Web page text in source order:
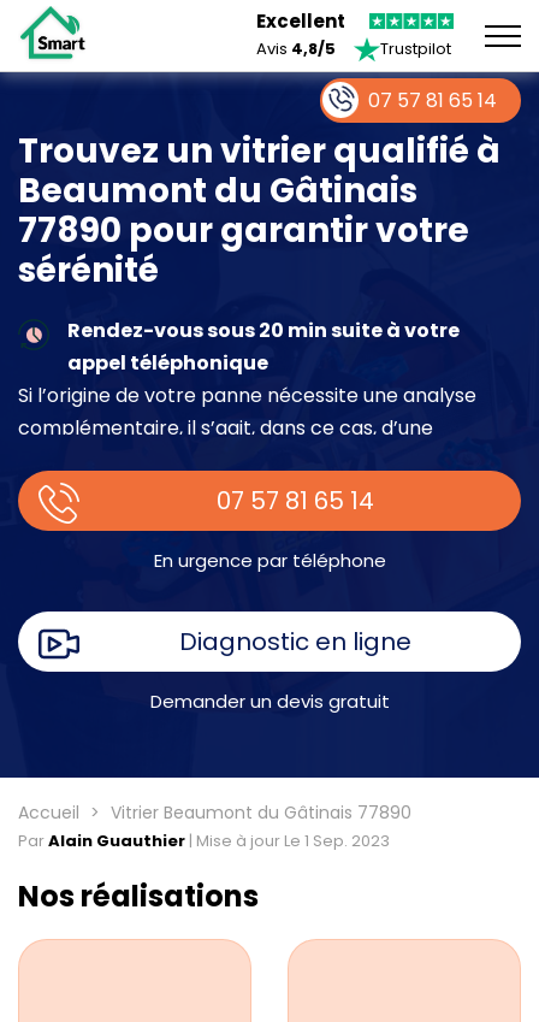
Excellent
Avis 4,8/5 Trustpilot
Trouvez un vitrier qualifié à
Beaumont du Gâtinais
77890 pour garantir votre
sérénité
Rendez-vous sous 20 min suite à votre
appel téléphonique
Si l’origine de votre panne nécessite une analyse
complémentaire, il s’agit, dans ce cas, d’une
place.
07 57 81 65 14
En urgence par téléphone
Diagnostic en ligne
Demander un devis gratuit
Accueil Vitrier Beaumont du Gâtinais 77890
ParAlain Guauthier | Mise à jour Le 1 Sep. 2023
Nos réalisations
07 57 81 65 14